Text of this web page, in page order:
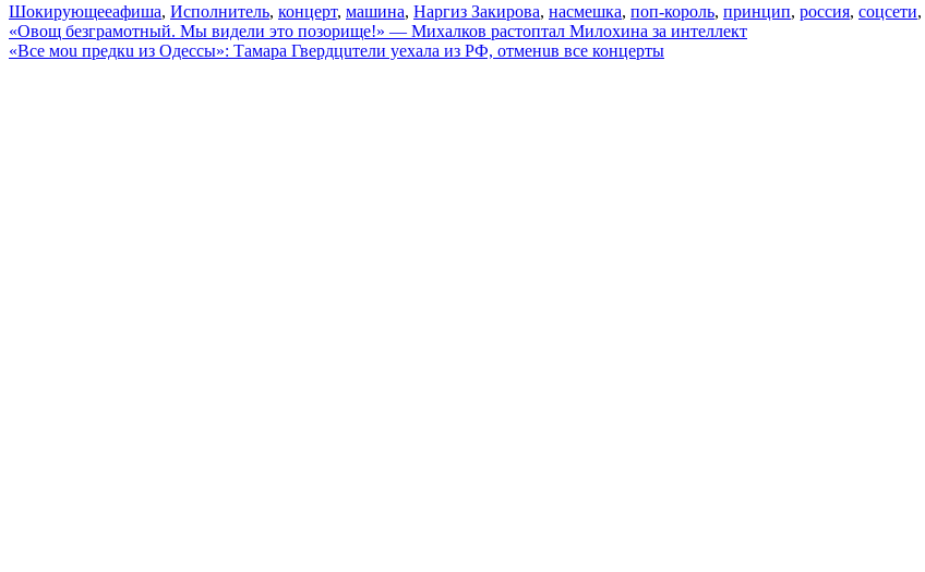
Шокирующееафиша, Исполнитель, концерт, машина, Наргиз Закирова, насмешка, поп-король, принцип, россия, соцсети,
Навигация
по
«Овощ безграмотный. Мы видели это позорище!» — Михалков растоптал Милохина за интеллект
«Все моu предкu из Одессы»: Тамара Гвердцuтели уехала из PФ, отменuв все концерты